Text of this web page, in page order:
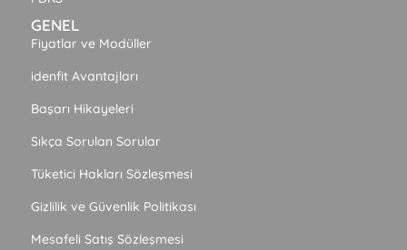
GENEL
Fiyatlar ve Modüller
idenfit Avantajları
Başarı Hikayeleri
Sıkça Sorulan Sorular
Tüketici Hakları Sözleşmesi
Gizlilik ve Güvenlik Politikası
Mesafeli Satış Sözleşmesi